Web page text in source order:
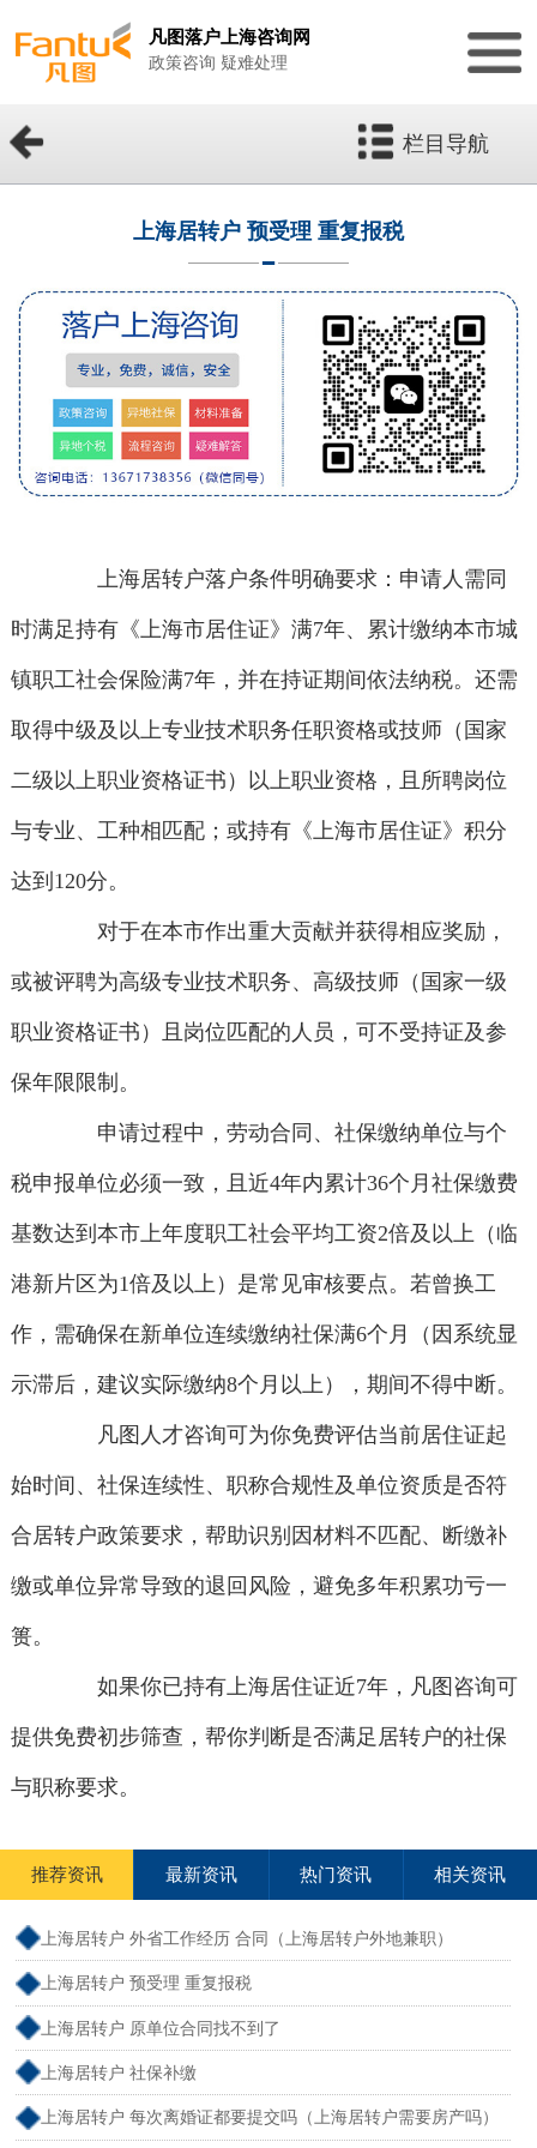
凡图落户上海咨询网
政策咨询 疑难处理
栏目导航
上海居转户 预受理 重复报税
上海居转户落户条件明确要求：申请人需同
时满足持有《上海市居住证》满7年、累计缴纳本市城
镇职工社会保险满7年，并在持证期间依法纳税。还需
取得中级及以上专业技术职务任职资格或技师（国家
二级以上职业资格证书）以上职业资格，且所聘岗位
与专业、工种相匹配；或持有《上海市居住证》积分
达到120分。
对于在本市作出重大贡献并获得相应奖励，
或被评聘为高级专业技术职务、高级技师（国家一级
职业资格证书）且岗位匹配的人员，可不受持证及参
保年限限制。
申请过程中，劳动合同、社保缴纳单位与个
税申报单位必须一致，且近4年内累计36个月社保缴费
基数达到本市上年度职工社会平均工资2倍及以上（临
港新片区为1倍及以上）是常见审核要点。若曾换工
作，需确保在新单位连续缴纳社保满6个月（因系统显
示滞后，建议实际缴纳8个月以上），期间不得中断。
凡图人才咨询可为你免费评估当前居住证起
始时间、社保连续性、职称合规性及单位资质是否符
合居转户政策要求，帮助识别因材料不匹配、断缴补
缴或单位异常导致的退回风险，避免多年积累功亏一
篑。
如果你已持有上海居住证近7年，凡图咨询可
提供免费初步筛查，帮你判断是否满足居转户的社保
与职称要求。
推荐资讯 最新资讯 热门资讯 相关资讯
上海居转户 外省工作经历 合同（上海居转户外地兼职）
上海居转户 预受理 重复报税
上海居转户 原单位合同找不到了
上海居转户 社保补缴
上海居转户 每次离婚证都要提交吗（上海居转户需要房产吗）